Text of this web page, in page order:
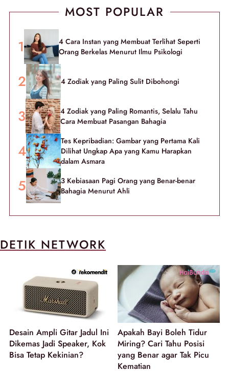
MOST POPULAR
4 Cara Instan yang Membuat Terlihat Seperti
Orang Berkelas Menurut Ilmu Psikologi
4 Zodiak yang Paling Sulit Dibohongi
4 Zodiak yang Paling Romantis, Selalu Tahu
Cara Membuat Pasangan Bahagia
Tes Kepribadian: Gambar yang Pertama Kali
Dilihat Ungkap Apa yang Kamu Harapkan
dalam Asmara
3 Kebiasaan Pagi Orang yang Benar-benar
Bahagia Menurut Ahli
DETIK NETWORK
Desain Ampli Gitar Jadul Ini
Dikemas Jadi Speaker, Kok
Bisa Tetap Kekinian?
Apakah Bayi Boleh Tidur
Miring? Cari Tahu Posisi
yang Benar agar Tak Picu
Kematian